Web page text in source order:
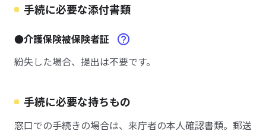
手続に必要な添付書類
●介護保険被保険者証
紛失した場合、提出は不要です。
手続に必要な持ちもの
窓口での手続きの場合は、来庁者の本人確認書類。郵送